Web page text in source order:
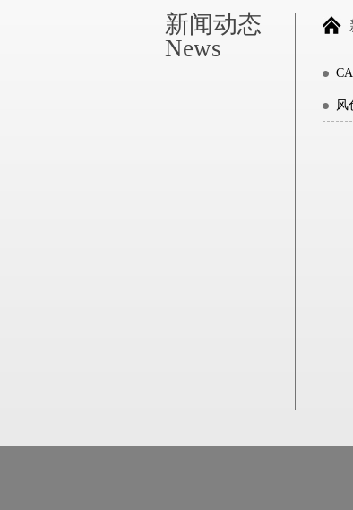
新闻动态
News
风